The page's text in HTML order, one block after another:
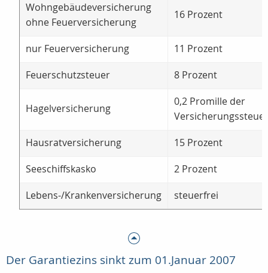
Wohngebäudeversicherung
ohne Feuerversicherung
16 Prozent
nur Feuerversicherung
11 Prozent
Feuerschutzsteuer
8 Prozent
Hagelversicherung
0,2 Promille der
Versicherungssteuer
Hausratversicherung
15 Prozent
Seeschiffskasko
2 Prozent
Lebens-/Krankenversicherung
steuerfrei
Der Garantiezins sinkt zum 01.Januar 2007